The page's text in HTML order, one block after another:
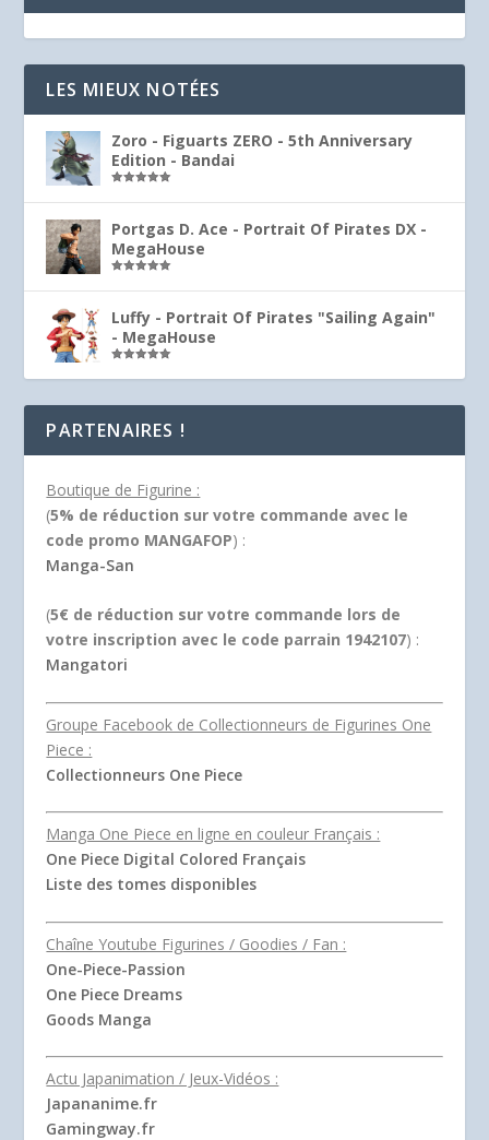
LES MIEUX NOTÉES
Zoro - Figuarts ZERO - 5th Anniversary
Edition - Bandai
Portgas D. Ace - Portrait Of Pirates DX -
MegaHouse
Luffy - Portrait Of Pirates "Sailing Again"
- MegaHouse
PARTENAIRES !
Boutique de Figurine :
(5% de réduction sur votre commande avec le
code promo MANGAFOP) :
Manga-San
(5€ de réduction sur votre commande lors de
votre inscription avec le code parrain 1942107) :
Mangatori
Groupe Facebook de Collectionneurs de Figurines One
Piece :
Collectionneurs One Piece
Manga One Piece en ligne en couleur Français :
One Piece Digital Colored Français
Liste des tomes disponibles
Chaîne Youtube Figurines / Goodies / Fan :
One-Piece-Passion
One Piece Dreams
Goods Manga
Actu Japanimation / Jeux-Vidéos :
Japananime.fr
Gamingway.fr